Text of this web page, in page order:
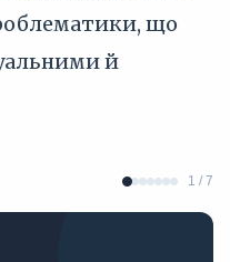
що
й
1 / 7